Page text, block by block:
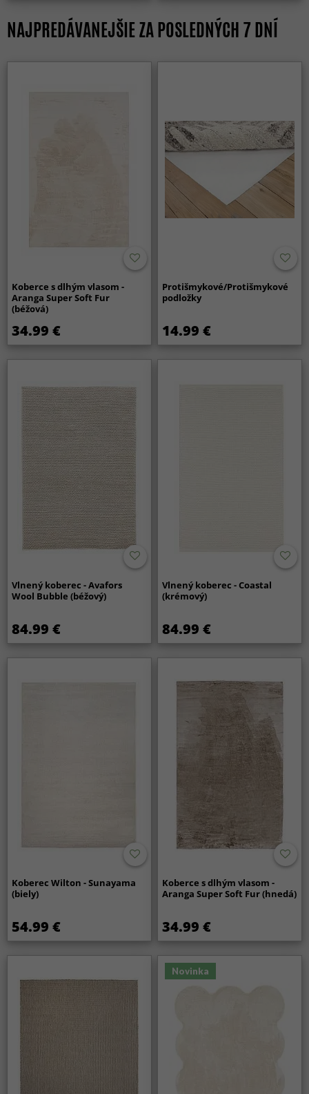
NAJPREDÁVANEJŠIE ZA POSLEDNÝCH 7 DNÍ
Koberce s dlhým vlasom -
Aranga Super Soft Fur
(béžová)
34.99 €
Protišmykové/Protišmykové
podložky
14.99 €
Vlnený koberec - Avafors
Wool Bubble (béžový)
84.99 €
Vlnený koberec - Coastal
(krémový)
84.99 €
Koberec Wilton - Sunayama
(biely)
54.99 €
Koberce s dlhým vlasom -
Aranga Super Soft Fur (hnedá)
34.99 €
Novinka